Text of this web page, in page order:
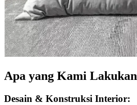
Apa yang Kami Lakukan
Desain & Konstruksi Interior: